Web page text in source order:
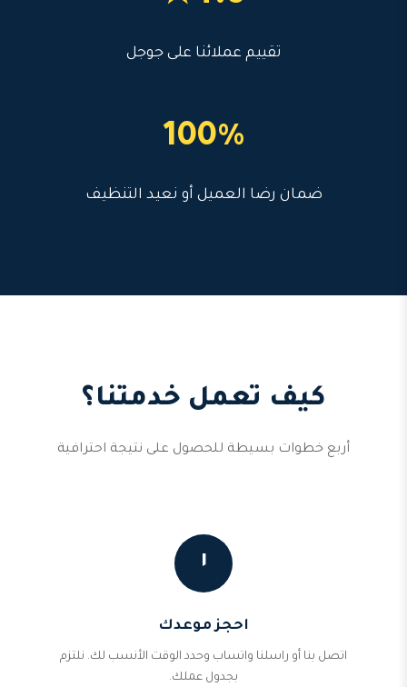
تقييم عملائنا على جوجل
100%
ضمان رضا العميل أو نعيد التنظيف
كيف تعمل خدمتنا؟
أربع خطوات بسيطة للحصول على نتيجة احترافية
١
احجز موعدك
اتصل بنا أو راسلنا واتساب وحدد الوقت الأنسب لك. نلتزم
بجدول عملك.